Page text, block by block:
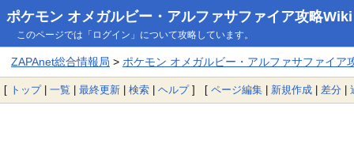
ポケモン オメガルビー・アルファサファイア攻略Wiki
このページでは「ログイン」について攻略しています。
ZAPAnet総合情報局 > ポケモン オメガルビー・アルファサファイア
[ トップ| 一覧 | 最終更新 | 検索 | ヘルプ] [ ページ編集 | 新規作成 | 差分 |